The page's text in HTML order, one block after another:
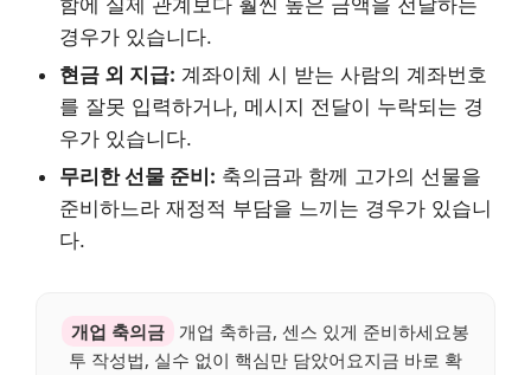
함에 실제 관계보다 훨씬 높은 금액을 전달하는
경우가 있습니다.
현금 외 지급: 계좌이체 시 받는 사람의 계좌번호
를 잘못 입력하거나, 메시지 전달이 누락되는 경
우가 있습니다.
무리한 선물 준비: 축의금과 함께 고가의 선물을
준비하느라 재정적 부담을 느끼는 경우가 있습니
다.
개업 축의금
개업 축하금, 센스 있게 준비하세요봉
투 작성법, 실수 없이 핵심만 담았어요지금 바로 확